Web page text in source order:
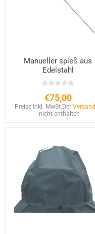
Manueller spieß aus
Edelstahl
€75,00
Preise inkl. MwSt. DerVersand
nicht enthalten